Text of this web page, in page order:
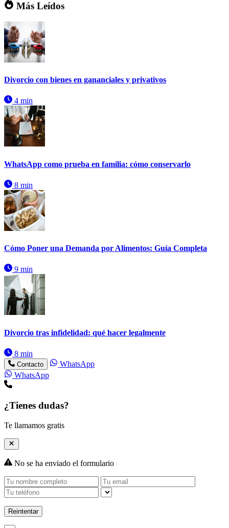
Más Leídos
Divorcio con bienes en gananciales y privativos
4 min
WhatsApp como prueba en familia: cómo conservarlo
8 min
Cómo Poner una Demanda por Alimentos: Guía Completa
9 min
Divorcio tras infidelidad: qué hacer legalmente
8 min
Contacto
WhatsApp
WhatsApp
¿Tienes dudas?
Te llamamos gratis
No se ha enviado el formulario
Reintentar